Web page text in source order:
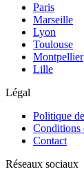
Paris
Marseille
Lyon
Toulouse
Montpellier
Lille
Légal
Politique
Conditions
Contact
Réseaux sociaux